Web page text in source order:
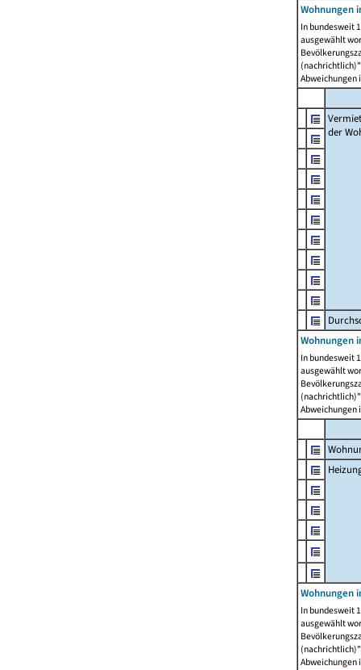
Wohnungen
In bundesweit
ausgewählt
Abweichungen
der
Wohnungen
In bundesweit
ausgewählt
Abweichungen
Wohnungen
In bundesweit
ausgewählt
Abweichungen